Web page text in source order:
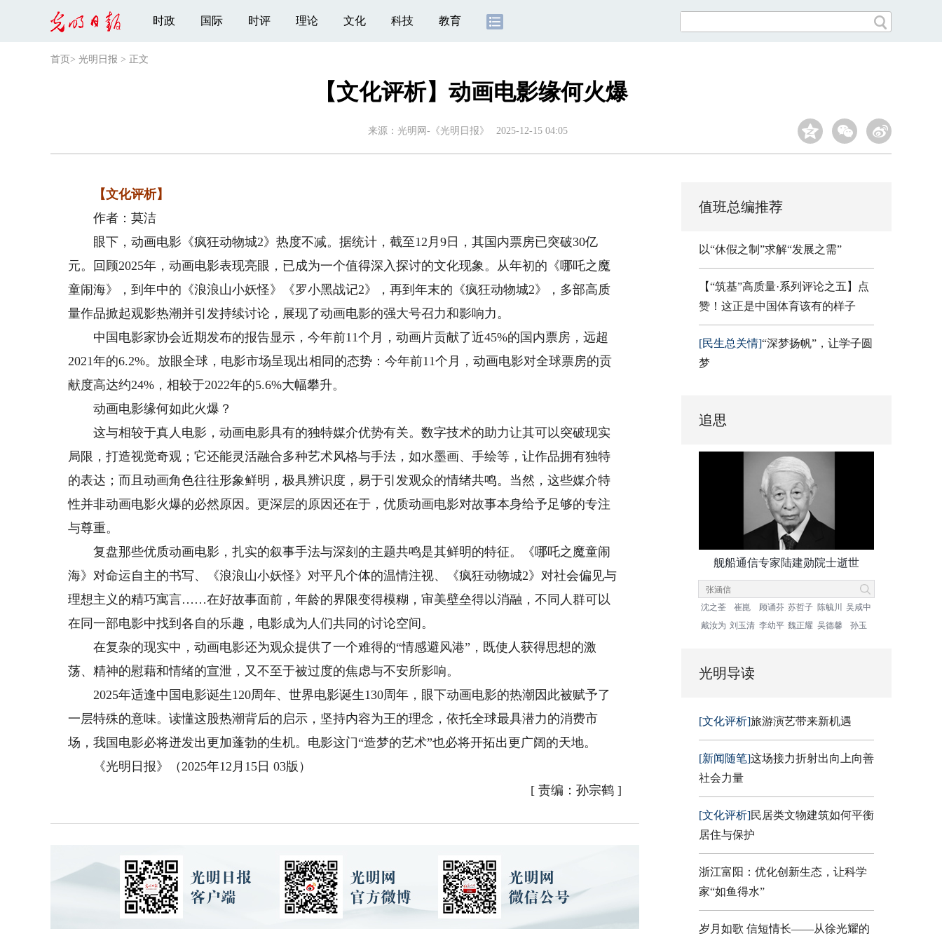
时政 国际 时评 理论 文化 科技 教育
首页 > 光明日报 > 正文
【文化评析】动画电影缘何火爆
来源： 光明网-《光明日报》 2025-12-15 04:05
【文化评析】
作者：莫洁
眼下，动画电影《疯狂动物城2》热度不减。据统计，截至12月9日，其国内票房已突破30亿
元。回顾2025年，动画电影表现亮眼，已成为一个值得深入探讨的文化现象。从年初的《哪吒之魔
童闹海》，到年中的《浪浪山小妖怪》《罗小黑战记2》，再到年末的《疯狂动物城2》，多部高质
量作品掀起观影热潮并引发持续讨论，展现了动画电影的强大号召力和影响力。
中国电影家协会近期发布的报告显示，今年前11个月，动画片贡献了近45%的国内票房，远超
2021年的6.2%。放眼全球，电影市场呈现出相同的态势：今年前11个月，动画电影对全球票房的贡
献度高达约24%，相较于2022年的5.6%大幅攀升。
动画电影缘何如此火爆？
这与相较于真人电影，动画电影具有的独特媒介优势有关。数字技术的助力让其可以突破现实
局限，打造视觉奇观；它还能灵活融合多种艺术风格与手法，如水墨画、手绘等，让作品拥有独特
的表达；而且动画角色往往形象鲜明，极具辨识度，易于引发观众的情绪共鸣。当然，这些媒介特
性并非动画电影火爆的必然原因。更深层的原因还在于，优质动画电影对故事本身给予足够的专注
与尊重。
复盘那些优质动画电影，扎实的叙事手法与深刻的主题共鸣是其鲜明的特征。《哪吒之魔童闹
海》对命运自主的书写、《浪浪山小妖怪》对平凡个体的温情注视、《疯狂动物城2》对社会偏见与
理想主义的精巧寓言……在好故事面前，年龄的界限变得模糊，审美壁垒得以消融，不同人群可以
在同一部电影中找到各自的乐趣，电影成为人们共同的讨论空间。
在复杂的现实中，动画电影还为观众提供了一个难得的“情感避风港”，既使人获得思想的激
荡、精神的慰藉和情绪的宣泄，又不至于被过度的焦虑与不安所影响。
2025年适逢中国电影诞生120周年、世界电影诞生130周年，眼下动画电影的热潮因此被赋予了
一层特殊的意味。读懂这股热潮背后的启示，坚持内容为王的理念，依托全球最具潜力的消费市
场，我国电影必将迸发出更加蓬勃的生机。电影这门“造梦的艺术”也必将开拓出更广阔的天地。
《光明日报》（2025年12月15日 03版）
[ 责编：孙宗鹤]
值班总编推荐
以“休假之制”求解“发展之需”
【“筑基”高质量·系列评论之五】点
赞！这正是中国体育该有的样子
[民生总关情]“深梦扬帆”，让学子圆
梦
追思
舰船通信专家陆建勋院士逝世
沈之荃 崔崑 顾诵芬 苏哲子 陈毓川
吴咸中
戴汝为 刘玉清 李幼平 魏正耀 吴德馨 孙玉
光明导读
[文化评析]旅游演艺带来新机遇
[新闻随笔]这场接力折射出向上向善
社会力量
[文化评析]民居类文物建筑如何平衡
居住与保护
浙江富阳：优化创新生态，让科学
家“如鱼得水”
岁月如歌 信短情长——从徐光耀的